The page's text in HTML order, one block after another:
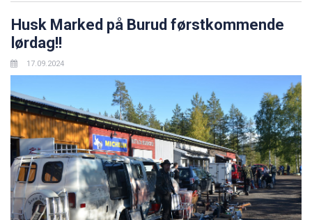
Husk Marked på Burud førstkommende
lørdag!!
17.09.2024